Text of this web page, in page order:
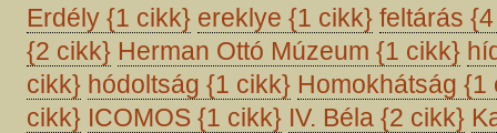
Erdély {1 cikk} ereklye {1 cikk} feltárás
{2 cikk} Herman Ottó Múzeum {1 cikk}
cikk} hódoltság {1 cikk} Homokhátság {1
cikk} ICOMOS {1 cikk} IV. Béla {2 cikk}